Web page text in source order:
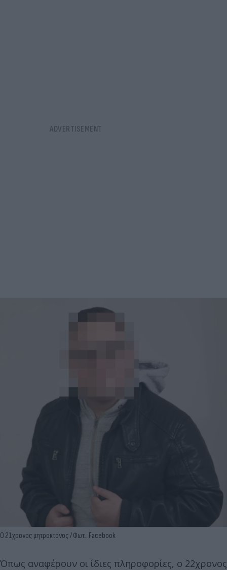
Ο 21χρονος μητροκτόνος / Φωτ.: Facebook
Όπως αναφέρουν οι ίδιες πληροφορίες, ο 22χρονος